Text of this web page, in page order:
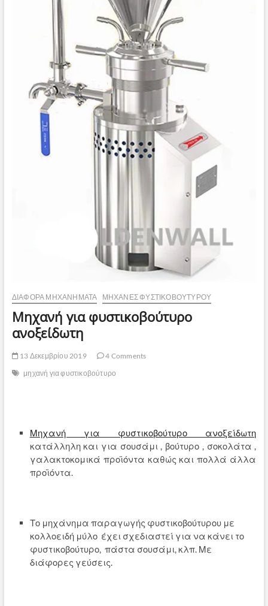
ΔΙΆΦΟΡΑ ΜΗΧΑΝΉΜΑΤΑ ΜΗΧΑΝΈΣ ΦΥΣΤΙΚΟΒΟΎΤΥΡΟΥ
Μηχανή για φυστικοβούτυρο
ανοξείδωτη
13 Δεκεμβρίου 2019
4 Comments
μηχανή για φυστικοβούτυρο
Μηχανή για φυστικοβούτυρο ανοξείδωτη
κατάλληλη και για σουσάμι , βούτυρο , σοκολάτα ,
γαλακτοκομικά προϊόντα καθώς και πολλά άλλα
προϊόντα.
Το μηχάνημα παραγωγής φυστικοβούτυρου με
κολλοειδή μύλο έχει σχεδιαστεί για να κάνει το
φυστικοβούτυρο, πάστα σουσάμι, κλπ. Με
διάφορες γεύσεις.